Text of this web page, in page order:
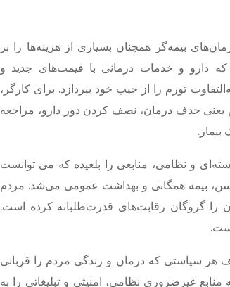
بیمه‌گر همچنان بسیاری از هزینه‌ها را بر
دارو و خدمات درمانی با قیمت‌های جدید و
تورم را از جیب خود بپردازد. برای کارگر،
یعنی حذف درمان، نصف کردن دوز دارو، مراجعه
و نظامی، منابعی را بلعیده که می توانست
بیمه همگانی و بهداشت عمومی می‌شد. مردم
را گروگان رقابت‌های قدرت‌طلبانه کرده است.
هر سیاستی که درمان و زندگی مردم را قربانی
غیرضروری نظامی، امنیتی و تبلیغاتی را به